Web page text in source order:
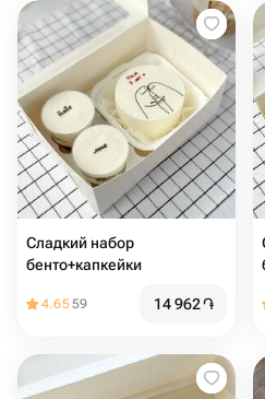
Сладкий набор
бенто+капкейки
4.6559 14 962֏